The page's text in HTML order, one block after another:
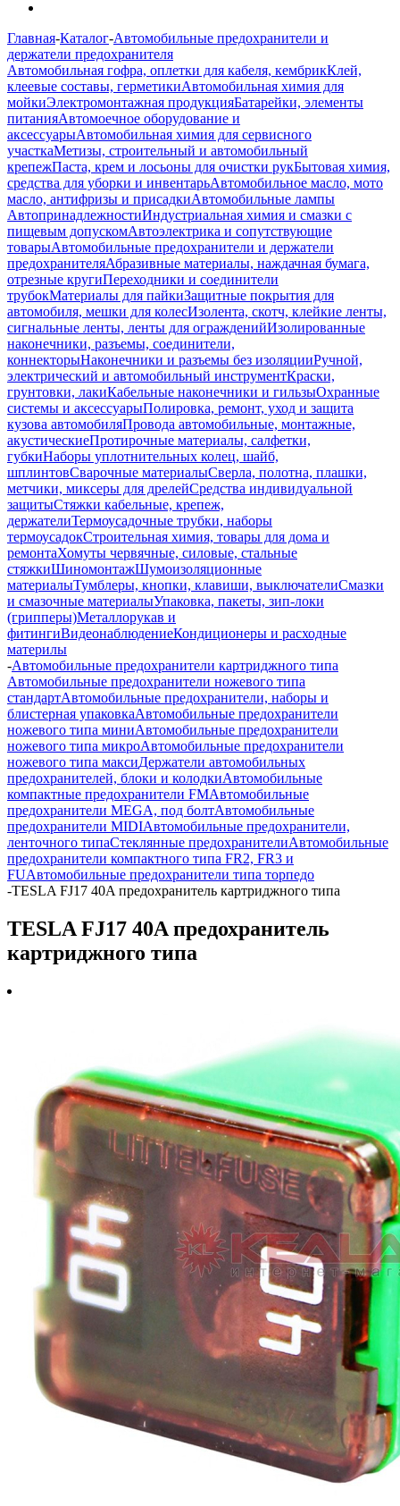
Главная-Каталог-Автомобильные предохранители и
держатели предохранителя
Автомобильная гофра, оплетки для кабеля, кембрикКлей,
клеевые составы, герметикиАвтомобильная химия для
мойкиЭлектромонтажная продукцияБатарейки, элементы
питанияАвтомоечное оборудование и
аксессуарыАвтомобильная химия для сервисного
участкаМетизы, строительный и автомобильный
крепежПаста, крем и лосьоны для очистки рукБытовая химия,
средства для уборки и инвентарьАвтомобильное масло, мото
масло, антифризы и присадкиАвтомобильные лампы
АвтопринадлежностиИндустриальная химия и смазки с
пищевым допускомАвтоэлектрика и сопутствующие
товарыАвтомобильные предохранители и держатели
предохранителяАбразивные материалы, наждачная бумага,
отрезные кругиПереходники и соединители
трубокМатериалы для пайкиЗащитные покрытия для
автомобиля, мешки для колесИзолента, скотч, клейкие ленты,
сигнальные ленты, ленты для огражденийИзолированные
наконечники, разъемы, соединители,
коннекторыНаконечники и разъемы без изоляцииРучной,
электрический и автомобильный инструментКраски,
грунтовки, лакиКабельные наконечники и гильзыОхранные
системы и аксессуарыПолировка, ремонт, уход и защита
кузова автомобиляПровода автомобильные, монтажные,
акустическиеПротирочные материалы, салфетки,
губкиНаборы уплотнительных колец, шайб,
шплинтовСварочные материалыСверла, полотна, плашки,
метчики, миксеры для дрелейСредства индивидуальной
защитыСтяжки кабельные, крепеж,
держателиТермоусадочные трубки, наборы
термоусадокСтроительная химия, товары для дома и
ремонтаХомуты червячные, силовые, стальные
стяжкиШиномонтажШумоизоляционные
материалыТумблеры, кнопки, клавиши, выключателиСмазки
и смазочные материалыУпаковка, пакеты, зип-локи
(грипперы)Металлорукав и
фитингиВидеонаблюдениеКондиционеры и расходные
материлы
-Автомобильные предохранители картриджного типа
Автомобильные предохранители ножевого типа
стандартАвтомобильные предохранители, наборы и
блистерная упаковкаАвтомобильные предохранители
ножевого типа миниАвтомобильные предохранители
ножевого типа микроАвтомобильные предохранители
ножевого типа максиДержатели автомобильных
предохранителей, блоки и колодкиАвтомобильные
компактные предохранители FMАвтомобильные
предохранители MEGA, под болтАвтомобильные
предохранители MIDIАвтомобильные предохранители,
ленточного типаСтеклянные предохранителиАвтомобильные
предохранители компактного типа FR2, FR3 и
FUАвтомобильные предохранители типа торпедо
-TESLA FJ17 40A предохранитель картриджного типа
TESLA FJ17 40A предохранитель
картриджного типа